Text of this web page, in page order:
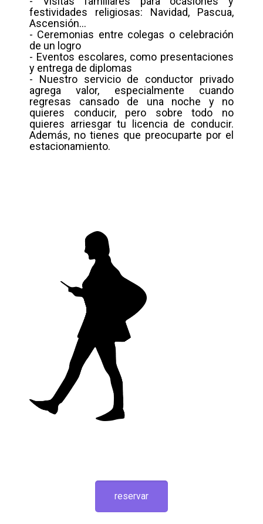
festividades religiosas: Navidad, Pascua,
Ascensión...
- Ceremonias entre colegas o celebración
de un logro
- Eventos escolares, como presentaciones
y entrega de diplomas
- Nuestro servicio de conductor privado
agrega valor, especialmente cuando
regresas cansado de una noche y no
quieres conducir, pero sobre todo no
quieres arriesgar tu licencia de conducir.
Además, no tienes que preocuparte por el
estacionamiento.
reservar